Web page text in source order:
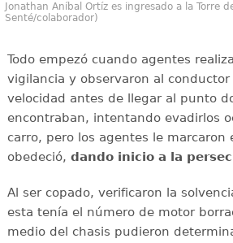
Jonathan Aníbal Ortíz es ingresado a la Torre
Senté/colaborador)
Todo empezó cuando agentes
vigilancia y observaron al conductor
velocidad antes de llegar al punto
encontraban, intentando evadirlos
carro, pero los agentes le marcaron
obedeció, dando inicio a la
Al ser copado, verificaron la
esta tenía el número de motor
medio del chasis pudieron